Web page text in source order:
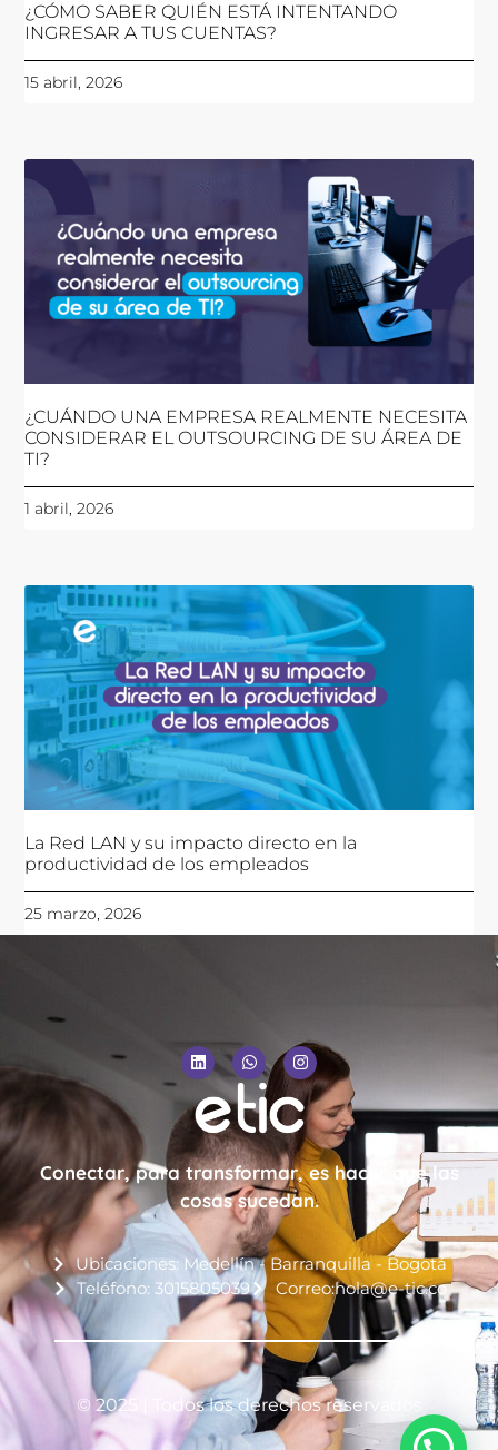
¿CÓMO SABER QUIÉN ESTÁ INTENTANDO
INGRESAR A TUS CUENTAS?
15 abril, 2026
¿CUÁNDO UNA EMPRESA REALMENTE NECESITA
CONSIDERAR EL OUTSOURCING DE SU ÁREA DE
TI?
1 abril, 2026
La Red LAN y su impacto directo en la
productividad de los empleados
25 marzo, 2026
Conectar, para transformar, es hacer que las
cosas sucedan.
Ubicaciones: Medellín - Barranquilla - Bogotá
Teléfono: 3015805039
Correo:hola@e-tic.co
© 2025 | Todos los derechos reservados